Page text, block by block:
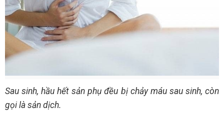
Sau sinh, hầu hết sản phụ đều bị chảy máu sau sinh, còn
gọi là sản dịch.